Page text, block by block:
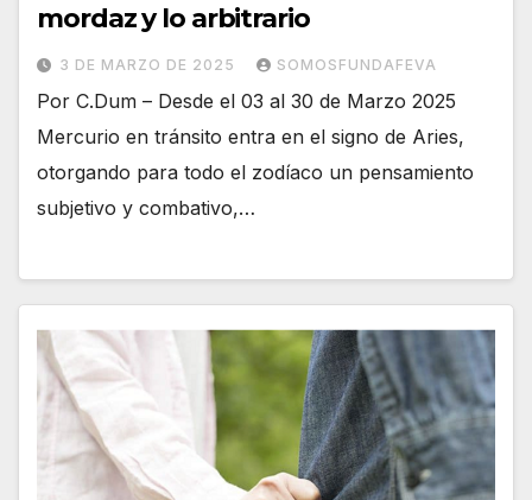
mordaz y lo arbitrario
3 DE MARZO DE 2025 SOMOSFUNDAFEVA
Por C.Dum – Desde el 03 al 30 de Marzo 2025
Mercurio en tránsito entra en el signo de Aries,
otorgando para todo el zodíaco un pensamiento
subjetivo y combativo,…